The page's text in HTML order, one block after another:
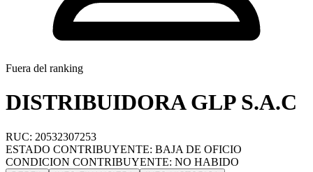
Fuera del ranking
DISTRIBUIDORA GLP S.A.C
RUC: 20532307253
ESTADO CONTRIBUYENTE: BAJA DE OFICIO
CONDICION CONTRIBUYENTE: NO HABIDO